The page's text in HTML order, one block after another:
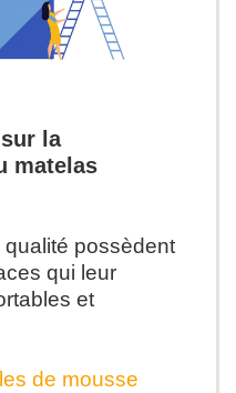
la
matelas
possèdent
qui leur
et
de mousse